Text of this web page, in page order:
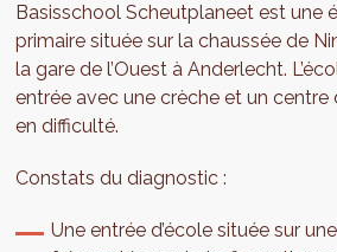
Basisschool Scheutplaneet est une
primaire située sur la chaussée de
la gare de l’Ouest à Anderlecht.
entrée avec une crèche et un centre
en difficulté.
Constats du diagnostic :
Une entrée d’école située sur